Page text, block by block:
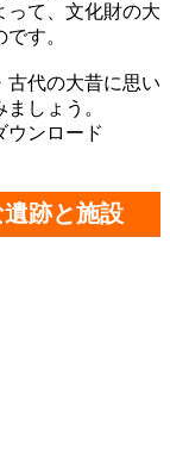
って、文化財の大
す。
古代の大昔に思い
しょう。
ンロード
遺跡と施設